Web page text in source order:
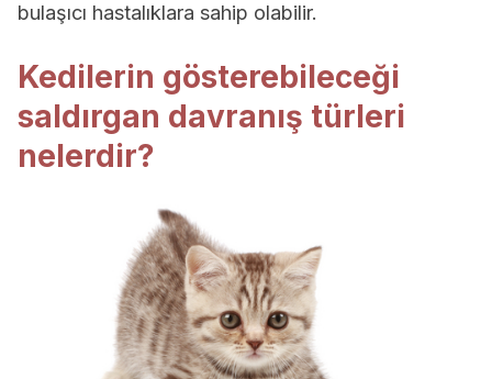
bulaşıcı hastalıklara sahip olabilir.
Kedilerin gösterebileceği
saldırgan davranış türleri
nelerdir?